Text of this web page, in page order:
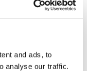
and ads, to
analyse our traffic.